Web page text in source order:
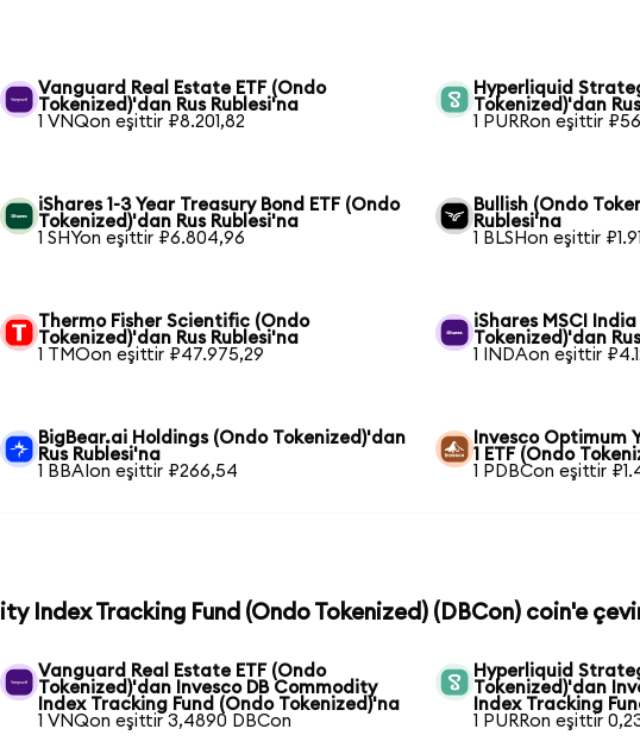
Vanguard Real Estate ETF (Ondo
Tokenized)'dan Rus Rublesi'na
1 VNQon eşittir ₽8.201,82
Hyperliquid
Tokenized)'dan
1 PURRon eşittir
iShares 1-3 Year Treasury Bond ETF (Ondo
Tokenized)'dan Rus Rublesi'na
1 SHYon eşittir ₽6.804,96
Bullish (Ondo
Rublesi'na
1 BLSHon eşittir
Thermo Fisher Scientific (Ondo
Tokenized)'dan Rus Rublesi'na
1 TMOon eşittir ₽47.975,29
iShares MSCI India
Tokenized)'dan
1 INDAon eşittir
BigBear.ai Holdings (Ondo Tokenized)'dan
Rus Rublesi'na
1 BBAIon eşittir ₽266,54
Invesco Optimum
1 ETF (Ondo
1 PDBCon eşittir
Index Tracking Fund (Ondo Tokenized) (DBCon) coin'e
Vanguard Real Estate ETF (Ondo
Tokenized)'dan Invesco DB Commodity
Index Tracking Fund (Ondo Tokenized)'na
1 VNQon eşittir 3,4890 DBCon
Hyperliquid
Tokenized)'dan
Index Tracking
1 PURRon eşittir